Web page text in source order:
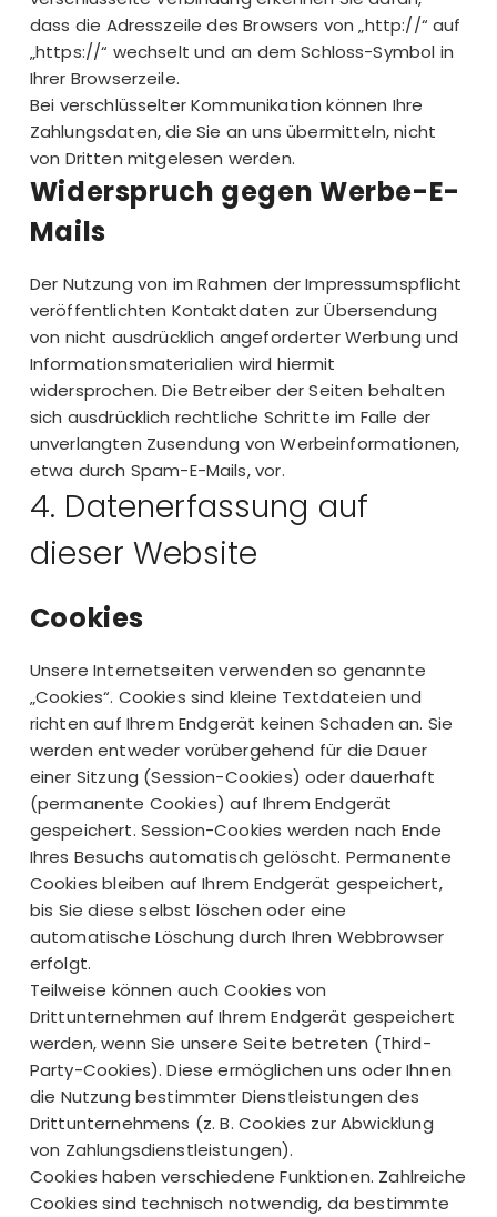
dass die Adresszeile des Browsers von „http://“ auf
„https://“ wechselt und an dem Schloss-Symbol in
Ihrer Browserzeile.
Bei verschlüsselter Kommunikation können Ihre
Zahlungsdaten, die Sie an uns übermitteln, nicht
von Dritten mitgelesen werden.
Widerspruch gegen Werbe-E-
Mails
Der Nutzung von im Rahmen der Impressumspflicht
veröffentlichten Kontaktdaten zur Übersendung
von nicht ausdrücklich angeforderter Werbung und
Informationsmaterialien wird hiermit
widersprochen. Die Betreiber der Seiten behalten
sich ausdrücklich rechtliche Schritte im Falle der
unverlangten Zusendung von Werbeinformationen,
etwa durch Spam-E-Mails, vor.
4. Datenerfassung auf
dieser Website
Cookies
Unsere Internetseiten verwenden so genannte
„Cookies“. Cookies sind kleine Textdateien und
richten auf Ihrem Endgerät keinen Schaden an. Sie
werden entweder vorübergehend für die Dauer
einer Sitzung (Session-Cookies) oder dauerhaft
(permanente Cookies) auf Ihrem Endgerät
gespeichert. Session-Cookies werden nach Ende
Ihres Besuchs automatisch gelöscht. Permanente
Cookies bleiben auf Ihrem Endgerät gespeichert,
bis Sie diese selbst löschen oder eine
automatische Löschung durch Ihren Webbrowser
erfolgt.
Teilweise können auch Cookies von
Drittunternehmen auf Ihrem Endgerät gespeichert
werden, wenn Sie unsere Seite betreten (Third-
Party-Cookies). Diese ermöglichen uns oder Ihnen
die Nutzung bestimmter Dienstleistungen des
Drittunternehmens (z. B. Cookies zur Abwicklung
von Zahlungsdienstleistungen).
Cookies haben verschiedene Funktionen. Zahlreiche
Cookies sind technisch notwendig, da bestimmte